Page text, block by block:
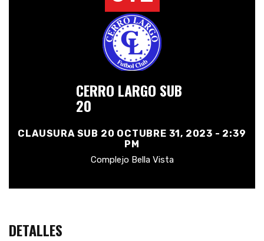
CERRO LARGO SUB
20
CLAUSURA SUB 20 OCTUBRE 31, 2023 - 2:39
PM
Complejo Bella Vista
DETALLES